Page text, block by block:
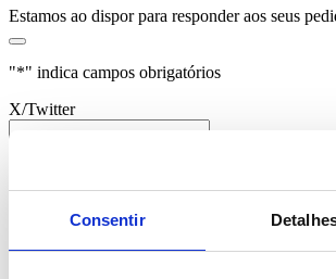
Consentir
Estamos ao dispor para responder aos seus
"*" indica campos obrigatórios
X/Twitter
Nome*